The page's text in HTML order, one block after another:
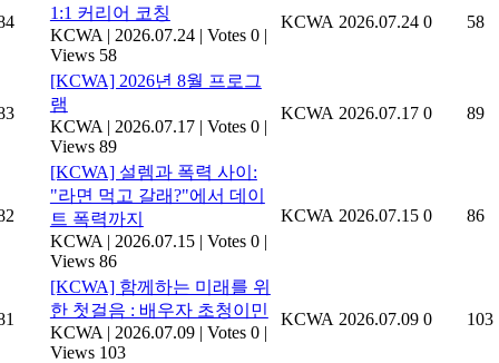
1:1 커리어 코칭
KCWA | 2026.07.24 | Votes 0 |
Views 58
KCWA 2026.07.24 0 58
[KCWA] 2026년 8월 프로그
램
KCWA | 2026.07.17 | Votes 0 |
Views 89
KCWA 2026.07.17 0 89
[KCWA] 설렘과 폭력 사이:
"라면 먹고 갈래?"에서 데이
트 폭력까지
KCWA | 2026.07.15 | Votes 0 |
Views 86
KCWA 2026.07.15 0 86
[KCWA] 함께하는 미래를 위
한 첫걸음 : 배우자 초청이민
KCWA | 2026.07.09 | Votes 0 |
Views 103
KCWA 2026.07.09 0 103